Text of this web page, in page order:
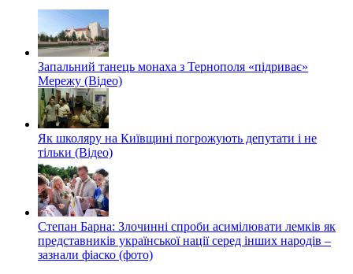
Запальний танець монаха з Тернополя «підриває»
Мережу (Відео)
Як школяру на Київщині погрожують депутати і не
тільки (Відео)
Степан Барна: Злочинні спроби асимілювати лемків як
представників української нації серед інших народів –
зазнали фіаско (фото)